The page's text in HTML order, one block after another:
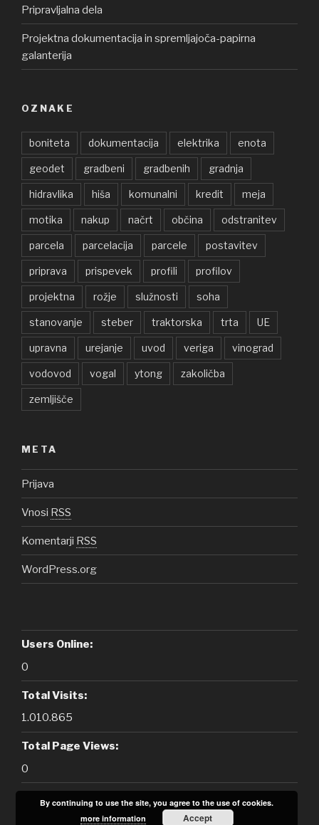
By continuing to use the site, you agree to the use of cookies.
more information
Accept
Pripravljalna dela
Projektna dokumentacija in spremljajoča-papirna
galanterija
OZNAKE
boniteta dokumentacija elektrika enota
geodet gradbeni gradbenih gradnja
hidravlika hiša komunalni kredit meja
motika nakup načrt občina odstranitev
parcela parcelacija parcele postavitev
priprava prispevek profili profilov
projektna rožje služnosti soha
stanovanje steber traktorska trta UE
upravna urejanje uvod veriga vinograd
vodovod vogal ytong zakoličba
zemljišče
META
Prijava
Vnosi RSS
Komentarji RSS
WordPress.org
Users Online:
0
Total Visits:
1.010.865
Total Page Views:
0